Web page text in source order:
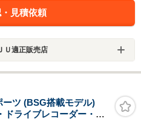
見積依頼
Ｕ適正販売店
ツ (BSG搭載モデル)
ライブレコーダー・